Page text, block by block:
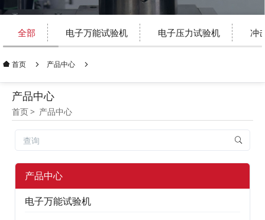
全部 电子万能试验机 电子压力试验机 冲
首页 产品中心
产品中心
首页 产品中心
产品中心
电子万能试验机